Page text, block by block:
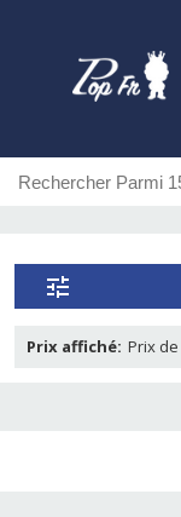
Prix affiché: Prix de